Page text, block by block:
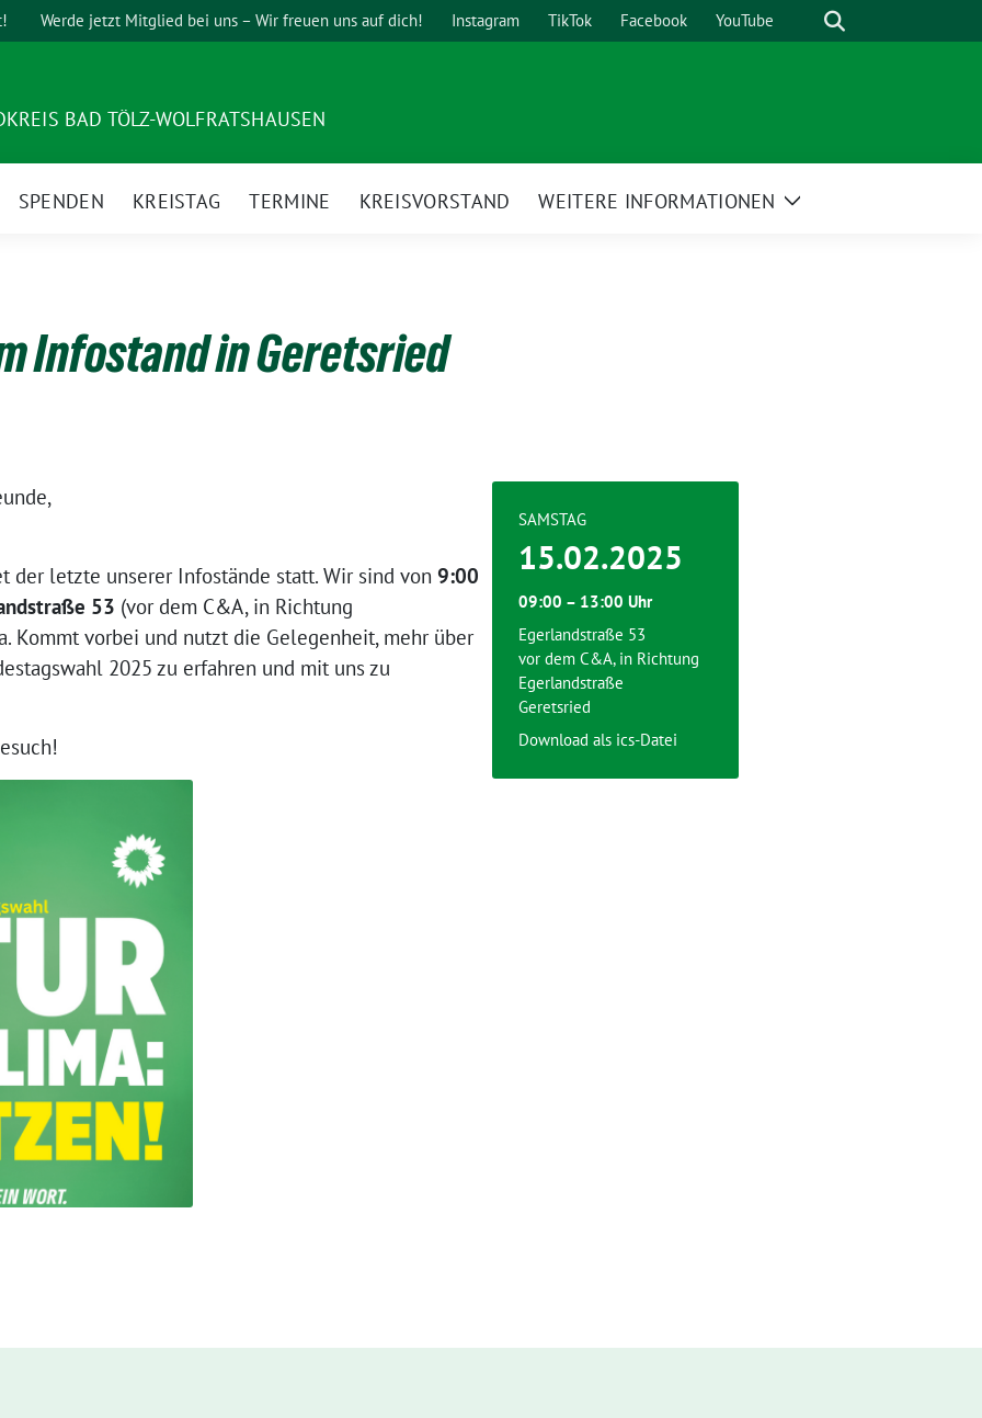
Werde jetzt Mitglied bei uns – Wir freuen uns auf dich! Instagram TikTok Facebook YouTube Suche
BAD TÖLZ-WOLFRATSHAUSEN
SPENDEN KREISTAG TERMINE KREISVORSTAND WEITERE INFORMATIONEN
Zeige
Infostand in Geretsried
der letzte unserer Infostände statt. Wir sind von 9:00
53 (vor dem C&A, in Richtung
Kommt vorbei und nutzt die Gelegenheit, mehr über
2025 zu erfahren und mit uns zu
SAMSTAG
15.02.2025
09:00 – 13:00 Uhr
Egerlandstraße 53
vor dem C&A, in Richtung
Egerlandstraße
Geretsried
Download als ics-Datei